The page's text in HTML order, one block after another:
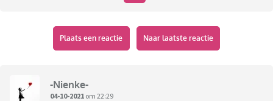
Plaats een reactie Naar laatste reactie
-Nienke-
04-10-2021 om 22:29